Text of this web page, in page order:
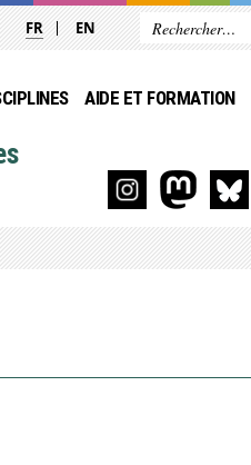
FR EN
AIDE ET FORMATION